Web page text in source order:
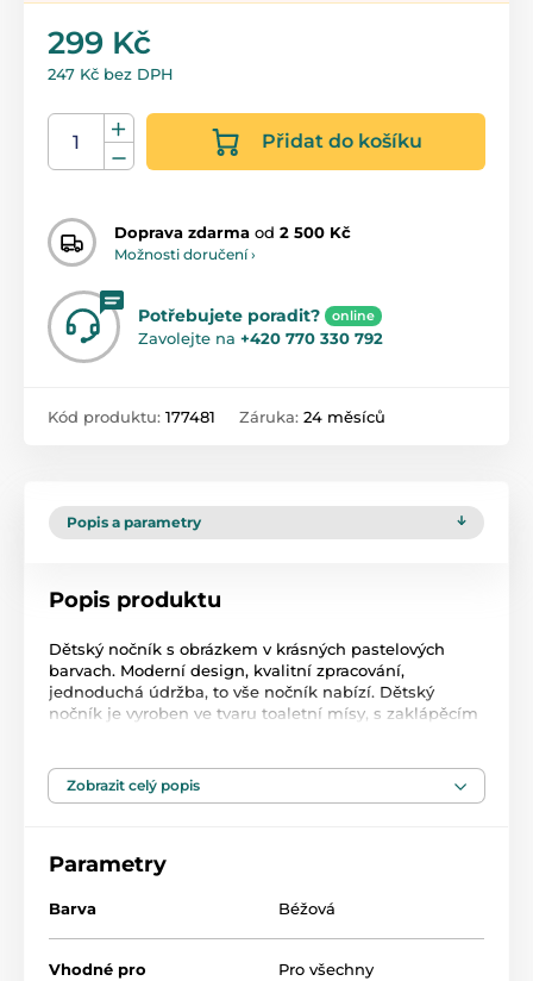
299 Kč
247 Kč bez DPH
Přidat do košíku
Doprava zdarma od 2 500 Kč
Možnosti doručení ›
Potřebujete poradit? online
Zavolejte na +420 770 330 792
Kód produktu: 177481 Záruka: 24 měsíců
Popis a parametry
Popis produktu
Dětský nočník s obrázkem v krásných pastelových
barvach. Moderní design, kvalitní zpracování,
jednoduchá údržba, to vše nočník nabízí. Dětský
nočník je vyroben ve tvaru toaletní mísy, s zaklápěcím
širokému sedátku poskytuje dětem pohodlí. Nočník
po vyčurání hraje melodii. Rozměry dxvxš cca 31x31x31
Produkt je zařazen v kategoriích
Zobrazit celý popis
Parametry
Barva Béžová
Vhodné pro Pro všechny